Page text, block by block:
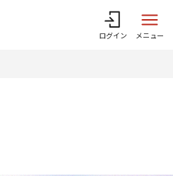
ログイン メニュー